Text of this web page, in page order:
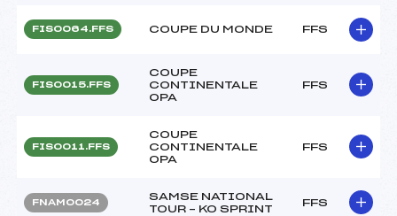
FIS0064.FFS COUPE DU MONDE FFS
FIS0015.FFS
COUPE
CONTINENTALE
OPA
FFS
FIS0011.FFS
COUPE
CONTINENTALE
OPA
FFS
FNAM0024
SAMSE NATIONAL
TOUR – KO SPRINT
FFS